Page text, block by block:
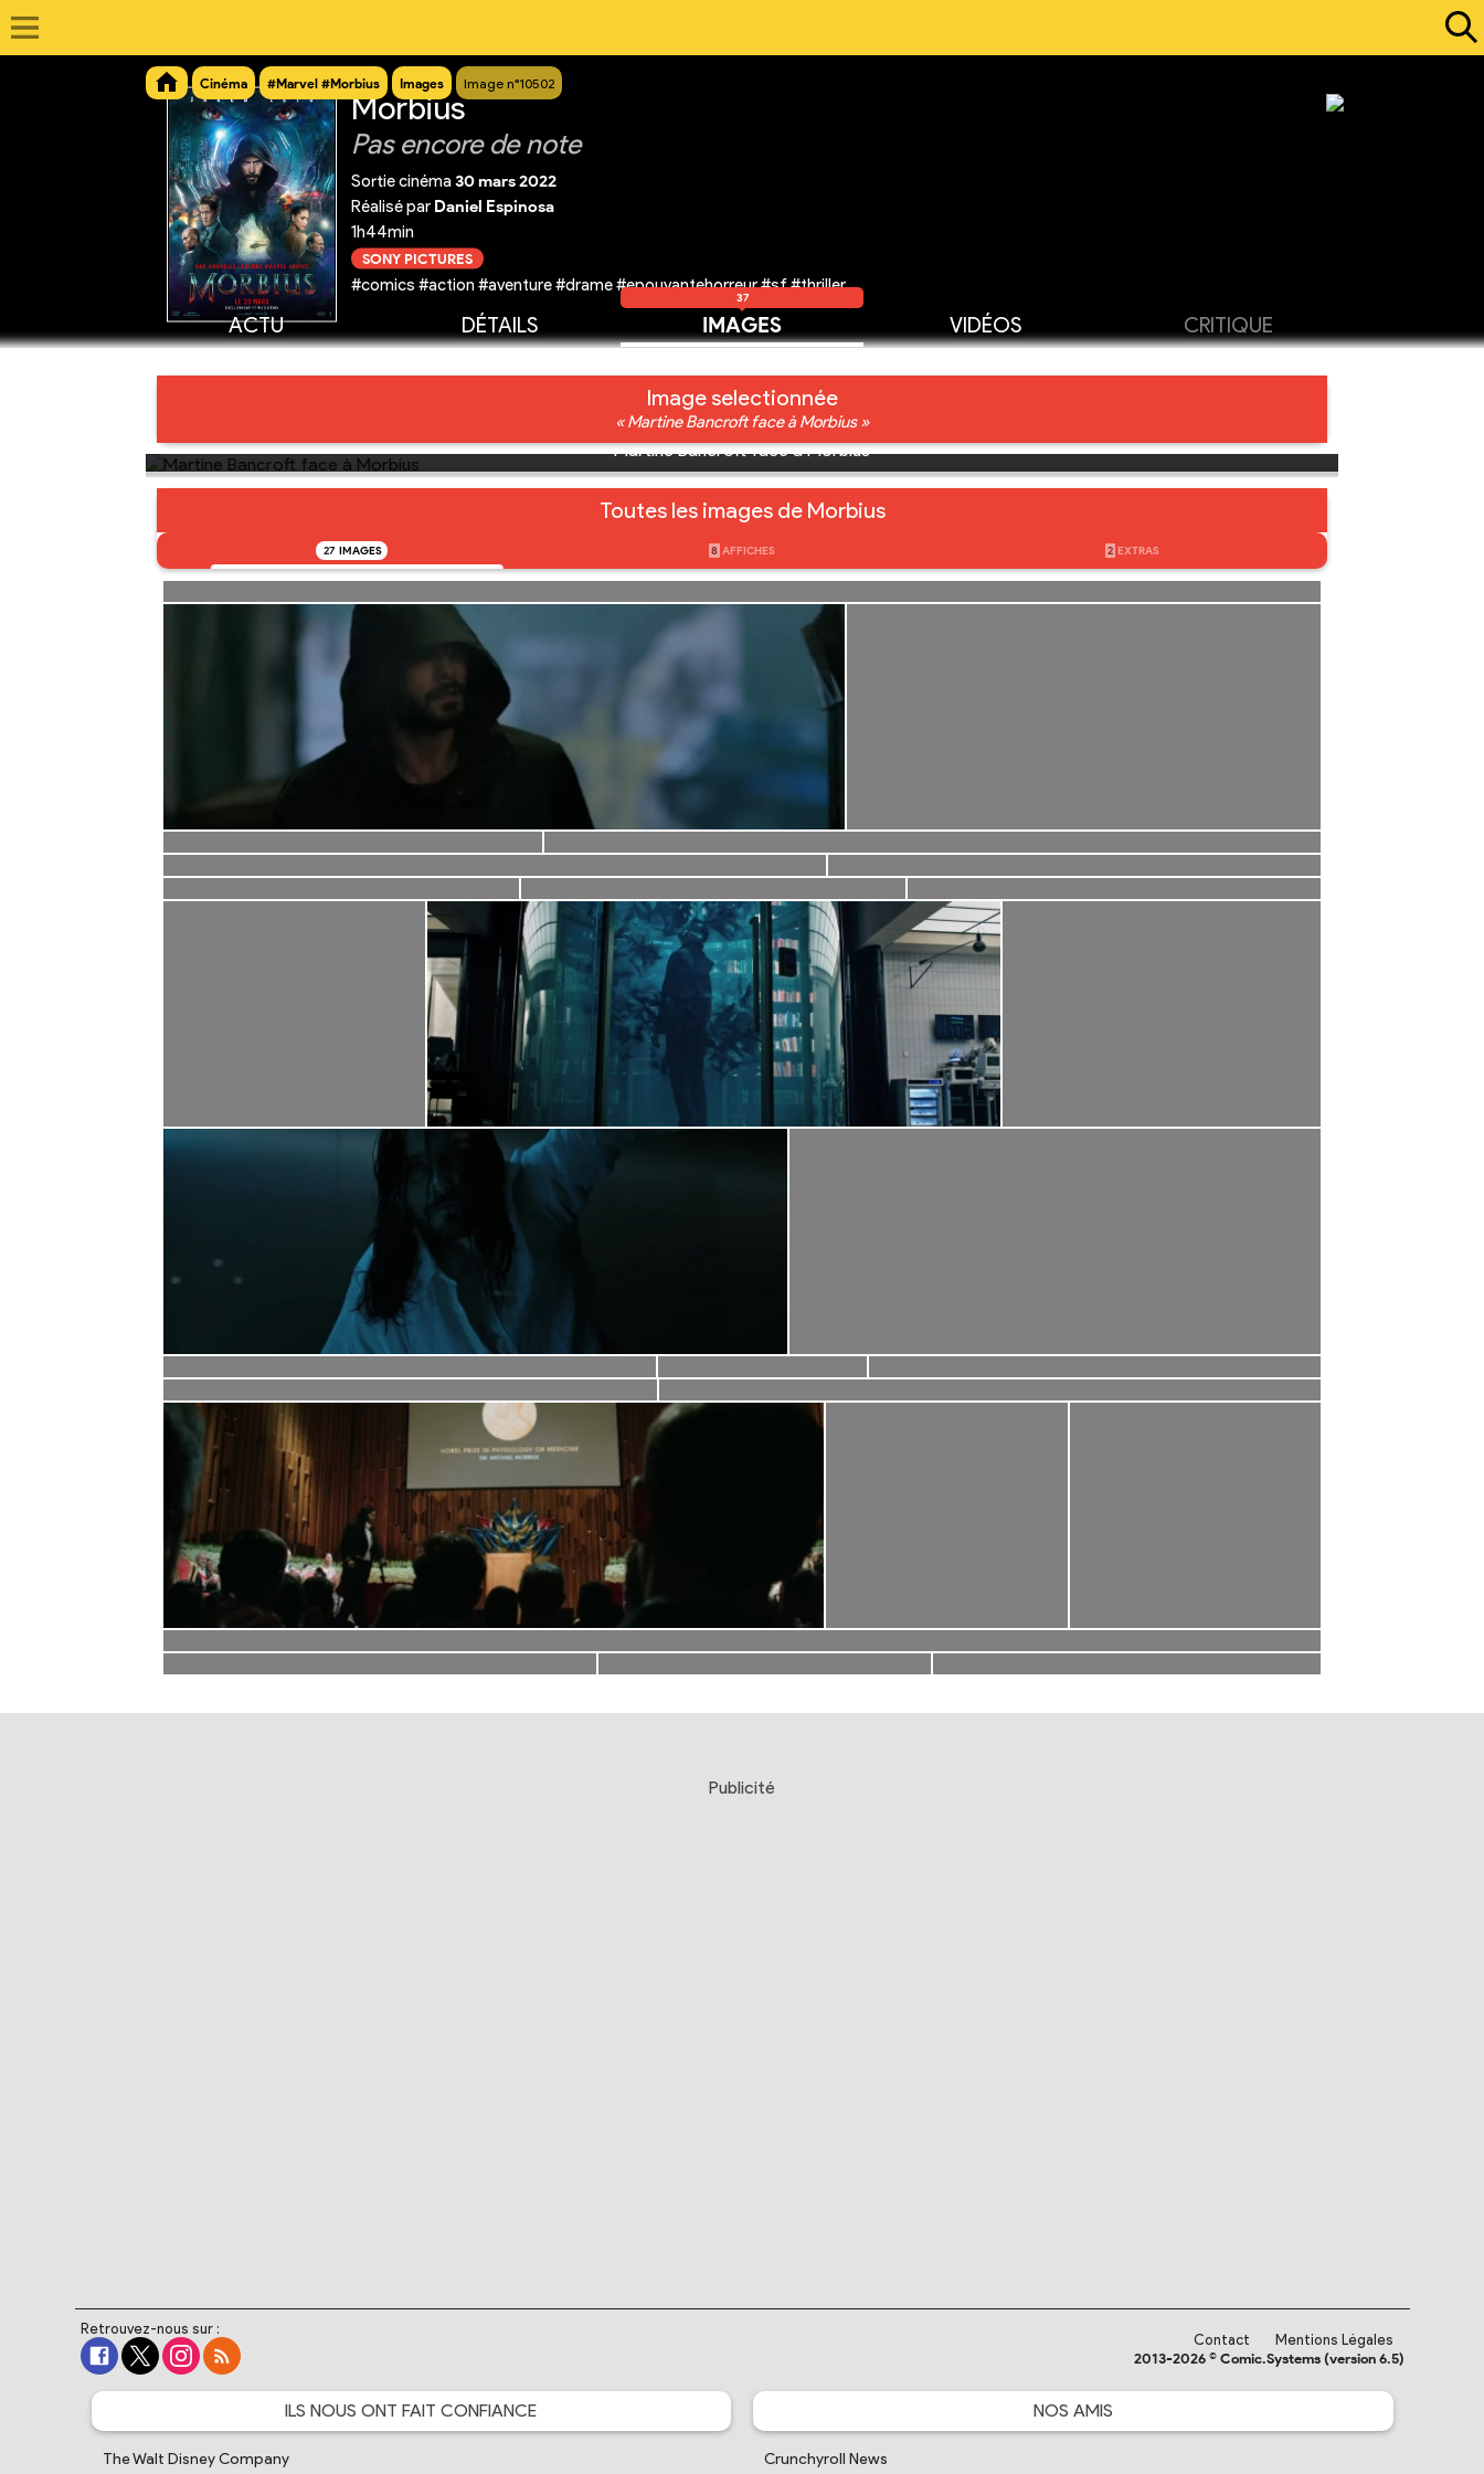
Cinéma #Marvel #Morbius Images Image n°10502
Morbius
Pas encore de note
Sortie cinéma 30 mars 2022
Réalisé par Daniel Espinosa
1h44min
SONY PICTURES
#comics #action #aventure #drame #epouvantehorreur #sf #thriller
ACTU DÉTAILS IMAGES
37
VIDÉOS CRITIQUE
Image selectionnée
« Martine Bancroft face à Morbius »
Martine Bancroft face à Morbius
Toutes les images de Morbius
27 IMAGES 8 AFFICHES 2 EXTRAS
Publicité
Retrouvez-nous sur :
Contact
Mentions Légales
2013-2026 © Comic.Systems (version 6.5)
ILS NOUS ONT FAIT CONFIANCE
The Walt Disney Company
NOS AMIS
Crunchyroll News